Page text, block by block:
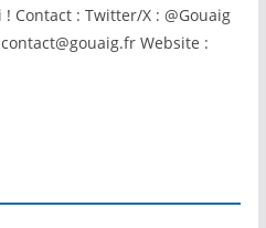
Contact : Twitter/X : @Gouaig
Website :